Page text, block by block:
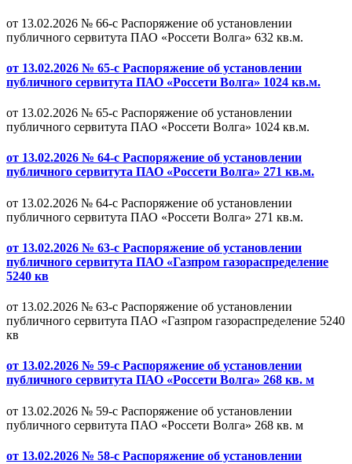
от 13.02.2026 № 66-с Распоряжение об установлении
публичного сервитута ПАО «Россети Волга» 632 кв.м.
от 13.02.2026 № 65-с Распоряжение об установлении
публичного сервитута ПАО «Россети Волга» 1024 кв.м.
от 13.02.2026 № 65-с Распоряжение об установлении
публичного сервитута ПАО «Россети Волга» 1024 кв.м.
от 13.02.2026 № 64-с Распоряжение об установлении
публичного сервитута ПАО «Россети Волга» 271 кв.м.
от 13.02.2026 № 64-с Распоряжение об установлении
публичного сервитута ПАО «Россети Волга» 271 кв.м.
от 13.02.2026 № 63-с Распоряжение об установлении
публичного сервитута ПАО «Газпром газораспределение
5240 кв
от 13.02.2026 № 63-с Распоряжение об установлении
публичного сервитута ПАО «Газпром газораспределение 5240
кв
от 13.02.2026 № 59-с Распоряжение об установлении
публичного сервитута ПАО «Россети Волга» 268 кв. м
от 13.02.2026 № 59-с Распоряжение об установлении
публичного сервитута ПАО «Россети Волга» 268 кв. м
от 13.02.2026 № 58-с Распоряжение об установлении